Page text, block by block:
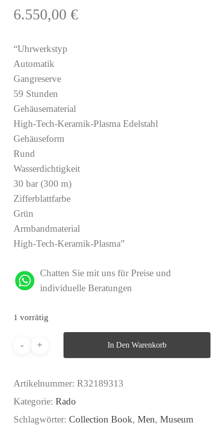
6.550,00 €
“Uhrwerkstyp
Automatik
Gangreserve
59 Stunden
Gehäusematerial
High-Tech-Keramik-Plasma Edelstahl
Gehäuseform
Rund
Wasserdichtigkeit
30 bar (300 m)
Zifferblattfarbe
Grün
Armbandmaterial
High-Tech-Keramik-Plasma”
Chatten Sie mit uns für Preise und
individuelle Beratungen
1 vorrätig
In Den Warenkorb
Artikelnummer: R32189313
Kategorie: Rado
Schlagwörter: Collection Book, Men, Museum